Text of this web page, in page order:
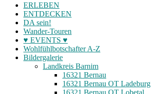
ERLEBEN
ENTDECKEN
DA sein!
Wander-Touren
♥ EVENTS ♥
Wohlfühlbotschafter A-Z
Bildergalerie
Landkreis Barnim
16321 Bernau
16321 Bernau OT Ladeburg
16321 Bernau OT Lobetal